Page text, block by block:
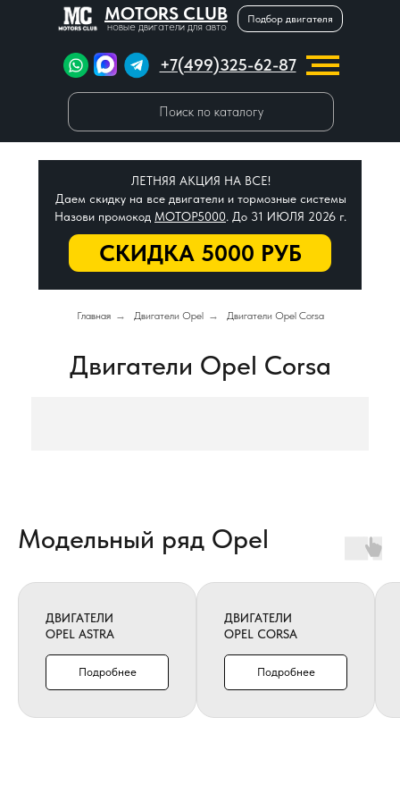
MOTORS CLUB
новые двигатели для авто
Подбор двигателя
+7(499)325-62-87
Поиск по каталогу
СКИДКА 5000 РУБ
ЛЕТНЯЯ АКЦИЯ НА ВСЕ!
Даем скидку на все двигатели и тормозные системы
Назови промокод МОТОР5000. До 31 ИЮЛЯ 2026 г.
Главная → Двигатели Opel → Двигатели Opel Corsa
Двигатели Opel Corsa
Модельный ряд Opel
ДВИГАТЕЛИ
OPEL ASTRA
Подробнее
ДВИГАТЕЛИ
OPEL CORSA
Подробнее